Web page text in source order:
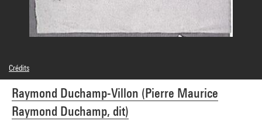
Raymond Duchamp-Villon (Pierre Maurice
Raymond Duchamp, dit)
Crédits
Domaine public
Crédit photographique : Centre Pompidou, MNAM-CCI/Service de la documentation
photographique du MNAM/Dist. GrandPalaisRmn
Réf. image : 2A03017 [1984 X 1409]